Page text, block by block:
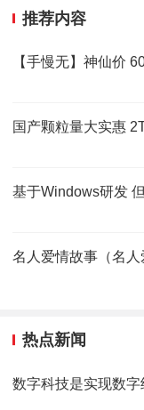
推荐内容
【手慢无】神仙价
国产颗粒量大实惠
基于Windows研发
名人爱情故事（名
热点新闻
数字科技是实现数